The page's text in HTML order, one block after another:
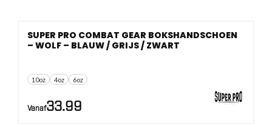
10oz 4oz 6oz
SUPER PRO COMBAT GEAR BOKSHANDSCHOEN
– WOLF – BLAUW / GRIJS / ZWART
Vanaf33.99